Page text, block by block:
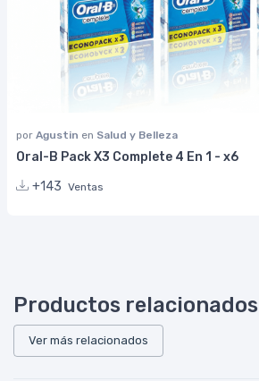
por Agustin en Salud y Belleza
Oral-B Pack X3 Complete 4 En 1 - x6
+143 Ventas
Productos relacionados
Ver más relacionados